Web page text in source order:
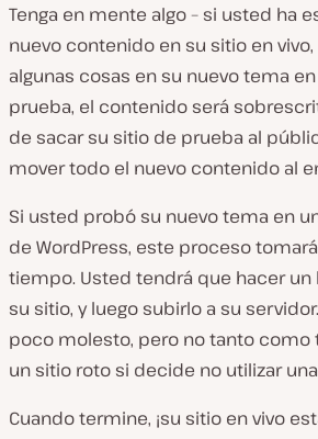
Tenga en mente algo – si usted ha
nuevo contenido en su sitio en
algunas cosas en su nuevo tema
prueba, el contenido será
de sacar su sitio de prueba al
mover todo el nuevo contenido al
Si usted probó su nuevo tema en
de WordPress, este proceso
tiempo. Usted tendrá que hacer
su sitio, y luego subirlo a su
poco molesto, pero no tanto como
un sitio roto si decide no utilizar
Cuando termine, ¡su sitio en vivo